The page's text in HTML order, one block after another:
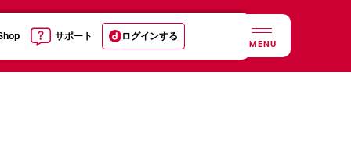
サポート ログインする
MENU